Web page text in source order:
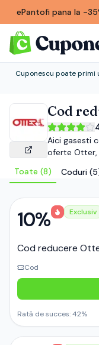
ePantofi pana la -
Cuponescu poate primi
Cod
Aici gasesti
oferte Otter
Toate (8) Coduri (5
10% Exclusiv
Cod reducere
Cod
Rată de succes:42%